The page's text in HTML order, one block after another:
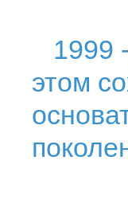
1999
этом